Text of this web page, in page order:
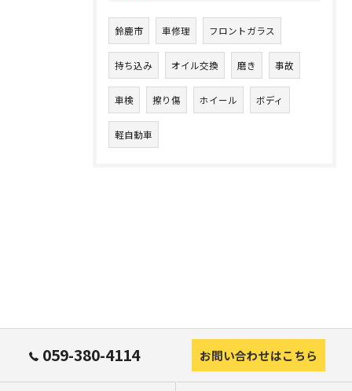
鈴鹿市 車修理 フロントガラス
持ち込み オイル交換 磨き 事故
車検 擦り傷 ホイール ボディ
軽自動車
059-380-4114 お問い合わせはこちら